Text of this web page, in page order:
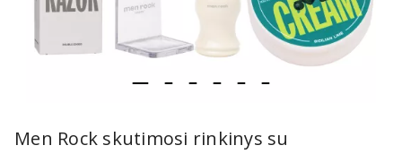
Men Rock skutimosi rinkinys su